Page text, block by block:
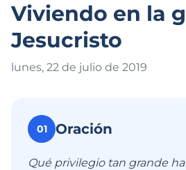
Viviendo en la
Jesucristo
lunes, 22 de julio de 2019
01 Oración
Qué privilegio tan grande